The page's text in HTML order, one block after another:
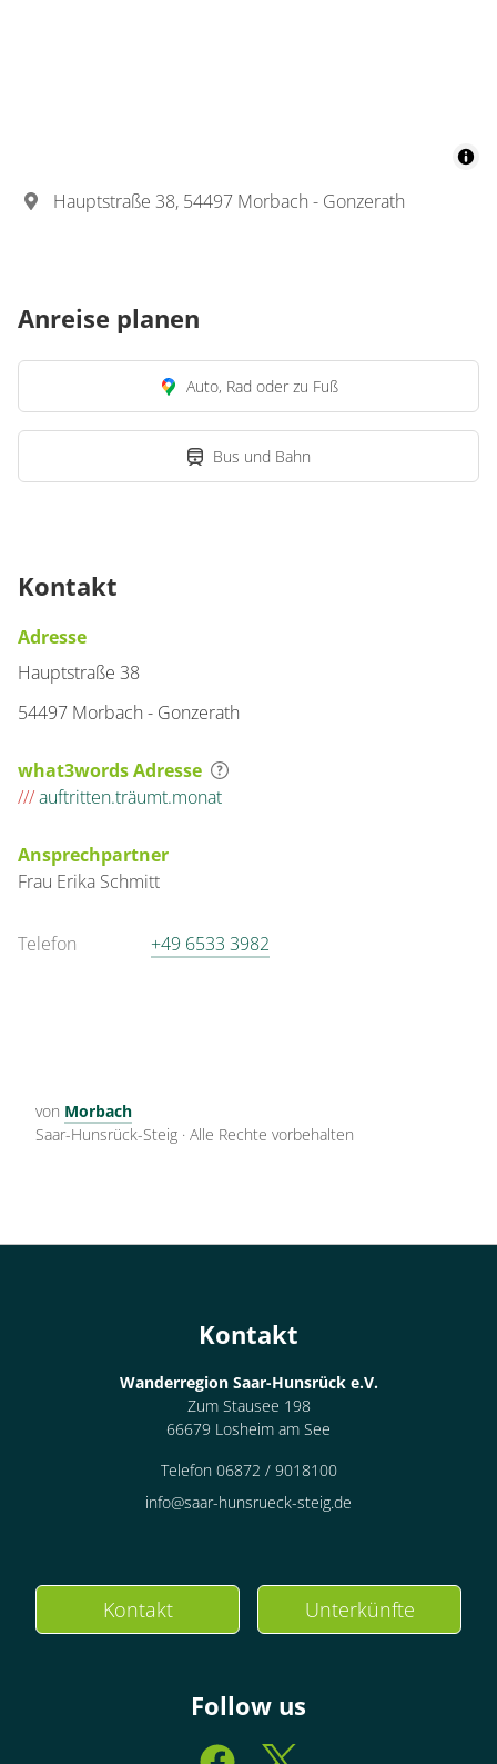
Hauptstraße 38, 54497 Morbach - Gonzerath
Anreise planen
Auto, Rad oder zu Fuß
Bus und Bahn
Kontakt
Adresse
Hauptstraße 38
54497 Morbach - Gonzerath
what3words Adresse
///auftritten.träumt.monat
Ansprechpartner
Frau Erika Schmitt
Telefon +49 6533 3982
von Morbach
Saar-Hunsrück-Steig · Alle Rechte vorbehalten
Kontakt
Wanderregion Saar-Hunsrück e.V.
Zum Stausee 198
66679 Losheim am See
Telefon 06872 / 9018100
info@saar-hunsrueck-steig.de
Kontakt Unterkünfte
Follow us